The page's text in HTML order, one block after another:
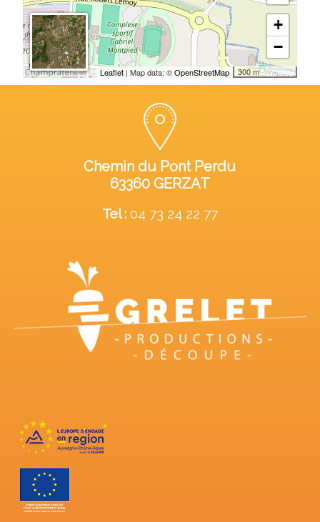
+
−
300 m
Leaflet| Map data: ©OpenStreetMap
Chemin du Pont Perdu
63360 GERZAT
Tel :04 73 24 22 77